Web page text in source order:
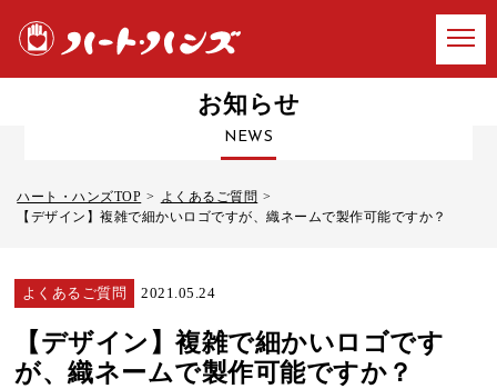
お知らせ
NEWS
ハート・ハンズTOP
よくあるご質問
【デザイン】複雑で細かいロゴですが、織ネームで製作可能ですか？
よくあるご質問 2021.05.24
【デザイン】複雑で細かいロゴです
が、織ネームで製作可能ですか？